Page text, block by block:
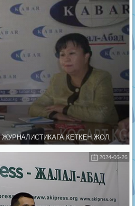
КЕТКЕН ЖОЛ
2024-06-26